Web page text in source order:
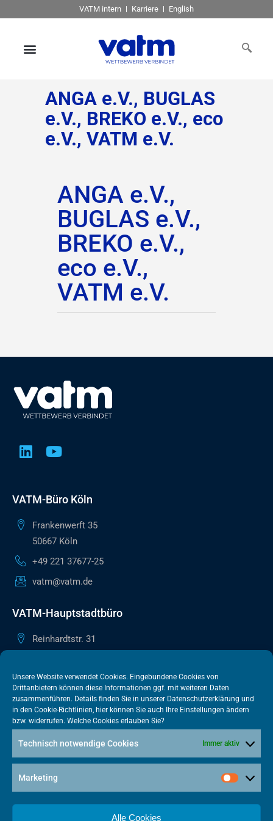
Unsere Website verwendet Cookies. Eingebundene Cookies von
Drittanbietern können diese Informationen ggf. mit weiteren Daten
zusammenführen. Details finden Sie in unserer Datenschutzerklärung und
in den Cookie-Richtlinien, hier können Sie auch Ihre Einstellungen ändern
bzw. widerrufen. Welche Cookies erlauben Sie?
Technisch notwendige Cookies Immer aktiv
Marketing
Alle Cookies
VATM intern Karriere English
ANGA e.V., BUGLAS
e.V., BREKO e.V., eco
e.V., VATM e.V.
ANGA e.V.,
BUGLAS e.V.,
BREKO e.V.,
eco e.V.,
VATM e.V.
VATM-Büro Köln
Frankenwerft 35
50667 Köln
+49 221 37677-25
vatm@vatm.de
VATM-Hauptstadtbüro
Reinhardtstr. 31
+49 30 505615-38
berlin@vatm.de
VATM-Büro Brüssel